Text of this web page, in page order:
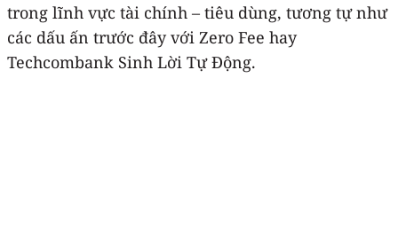
trong lĩnh vực tài chính – tiêu dùng, tương tự như
các dấu ấn trước đây với Zero Fee hay
Techcombank Sinh Lời Tự Động.